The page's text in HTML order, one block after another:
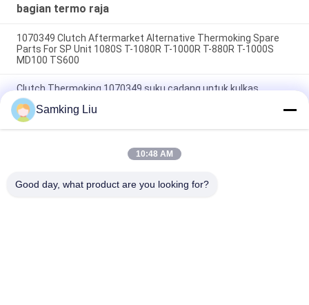
bagian termo raja
1070349 Clutch Aftermarket Alternative Thermoking Spare
Parts For SP Unit 1080S T-1080R T-1000R T-880R T-1000S
MD100 TS600
Clutch Thermoking 1070349 suku cadang untuk kulkas
lakukan untuk SP Unit T-1080S T-1080R T-1000R T-880R T-
1000S MD100 TS600
menggunakan penutup yang sama, T-1000M/T-1000R/T-
1080Pro menggunakan penutup yang sama kami memasok
Samking Liu
10:48 AM
Good day, what product are you looking for?